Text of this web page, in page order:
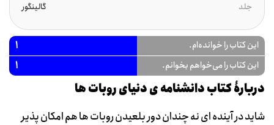
جلد
گالینگور
این کتاب را خوانده‌ام. 1
این کتاب را می‌خواهم بخوانم. 1
دربارۀ کتاب دانشنامه ی دنیای روبات ها
شاید در آینده ای نه چندان دور بلعیدن روبات ها هم امکان پذیر